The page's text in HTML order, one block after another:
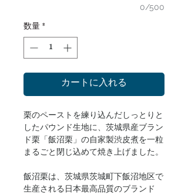
0/500
数量*
カートに入れる
栗のペーストを練り込んだしっとりと
したパウンド生地に、茨城県産ブラン
ド栗「飯沼栗」の自家製渋皮煮を一粒
まるごと閉じ込めて焼き上げました。
飯沼栗は、茨城県茨城町下飯沼地区で
生産される日本最高品質のブランド